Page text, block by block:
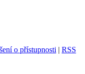
o přístupnosti RSS